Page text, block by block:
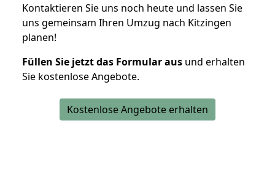
Kontaktieren Sie uns noch heute und lassen Sie
uns gemeinsam Ihren Umzug nach Kitzingen
planen!
Füllen Sie jetzt das Formular aus und erhalten
Sie kostenlose Angebote.
Kostenlose Angebote erhalten